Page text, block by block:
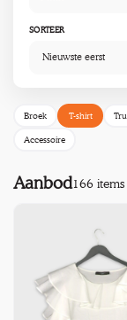
SORTEER
Broek T-shirt
Accessoire
Aanbod166 items